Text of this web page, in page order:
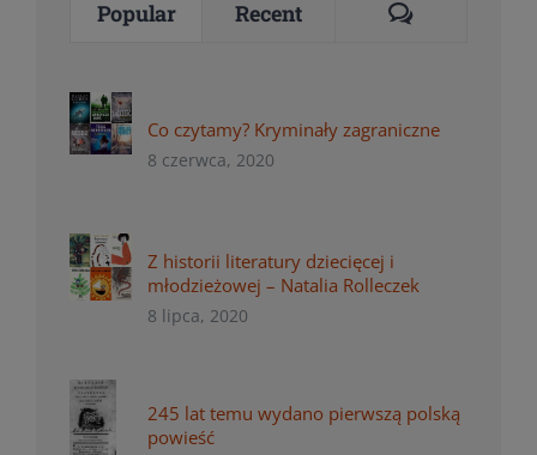
Popular Recent Comments
Co czytamy? Kryminały zagraniczne
8 czerwca, 2020
Z historii literatury dziecięcej i
młodzieżowej – Natalia Rolleczek
8 lipca, 2020
245 lat temu wydano pierwszą polską
powieść